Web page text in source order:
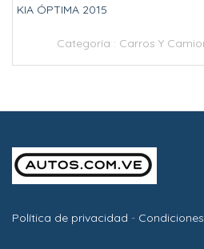
KIA ÓPTIMA 2015
Categoría : Carros Y
Política de privacidad -